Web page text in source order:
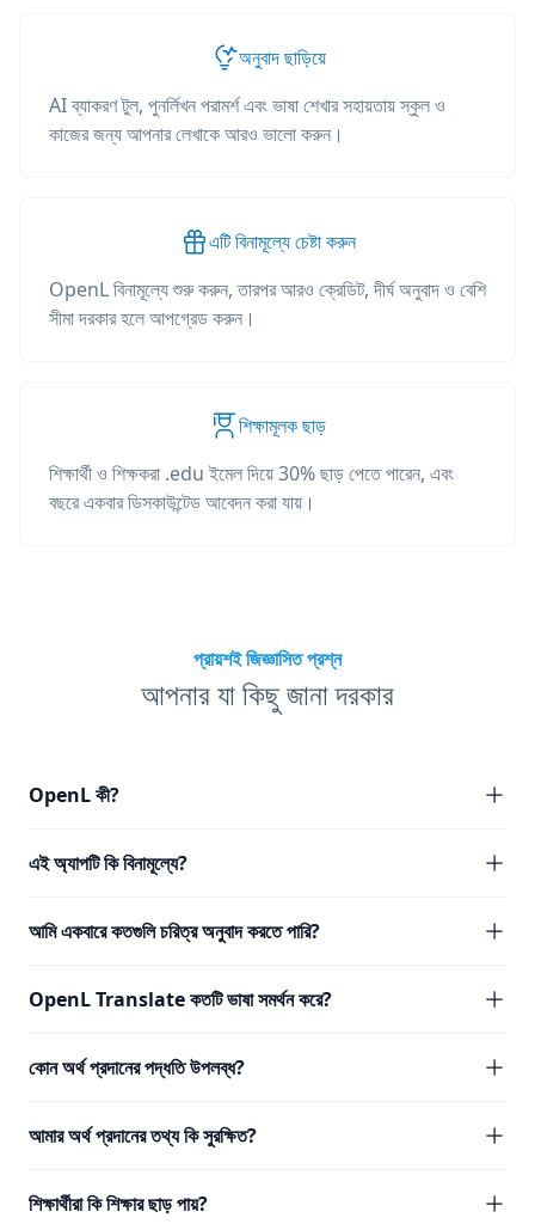
অনুবাদ ছাড়িয়ে
AI ব্যাকরণ টুল, পুনর্লিখন পরামর্শ এবং ভাষা শেখার সহায়তায় স্কুল ও
কাজের জন্য আপনার লেখাকে আরও ভালো করুন।
এটি বিনামূল্যে চেষ্টা করুন
OpenL বিনামূল্যে শুরু করুন, তারপর আরও ক্রেডিট, দীর্ঘ অনুবাদ ও বেশি
সীমা দরকার হলে আপগ্রেড করুন।
শিক্ষামূলক ছাড়
শিক্ষার্থী ও শিক্ষকরা .edu ইমেল দিয়ে 30% ছাড় পেতে পারেন, এবং
বছরে একবার ডিসকাউন্টেড আবেদন করা যায়।
প্রায়শই জিজ্ঞাসিত প্রশ্ন
আপনার যা কিছু জানা দরকার
OpenL কী?
এই অ্যাপটি কি বিনামূল্যে?
আমি একবারে কতগুলি চরিত্র অনুবাদ করতে পারি?
OpenL Translate কতটি ভাষা সমর্থন করে?
কোন অর্থ প্রদানের পদ্ধতি উপলব্ধ?
আমার অর্থ প্রদানের তথ্য কি সুরক্ষিত?
শিক্ষার্থীরা কি শিক্ষার ছাড় পায়?